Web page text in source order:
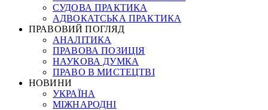
СУДОВА ПРАКТИКА
АДВОКАТСЬКА ПРАКТИКА
ПРАВОВИЙ ПОГЛЯД
АНАЛІТИКА
ПРАВОВА ПОЗИЦІЯ
НАУКОВА ДУМКА
ПРАВО В МИСТЕЦТВІ
НОВИНИ
УКРАЇНА
МІЖНАРОДНІ